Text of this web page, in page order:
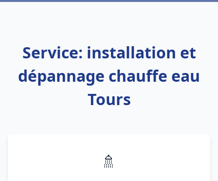
Service: installation et
dépannage chauffe eau
Tours
🚿